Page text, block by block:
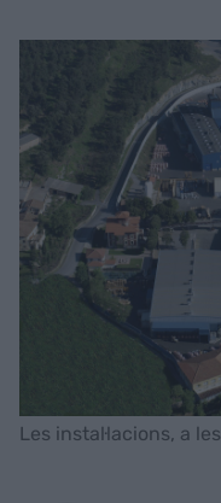
Les instal·lacions, a